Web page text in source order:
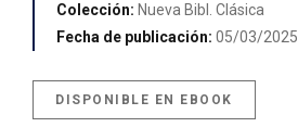
Colección: Nueva Bibl. Clásica
Fecha de publicación: 05/03/2025
DISPONIBLE EN EBOOK